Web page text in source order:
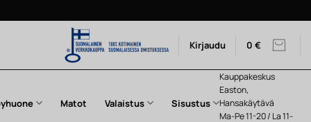
Kirjaudu 0 €
Matot Valaistus Sisustus
Kauppakeskus
Easton,
Hansakäytävä
Ma-Pe 11-20 / La 11-